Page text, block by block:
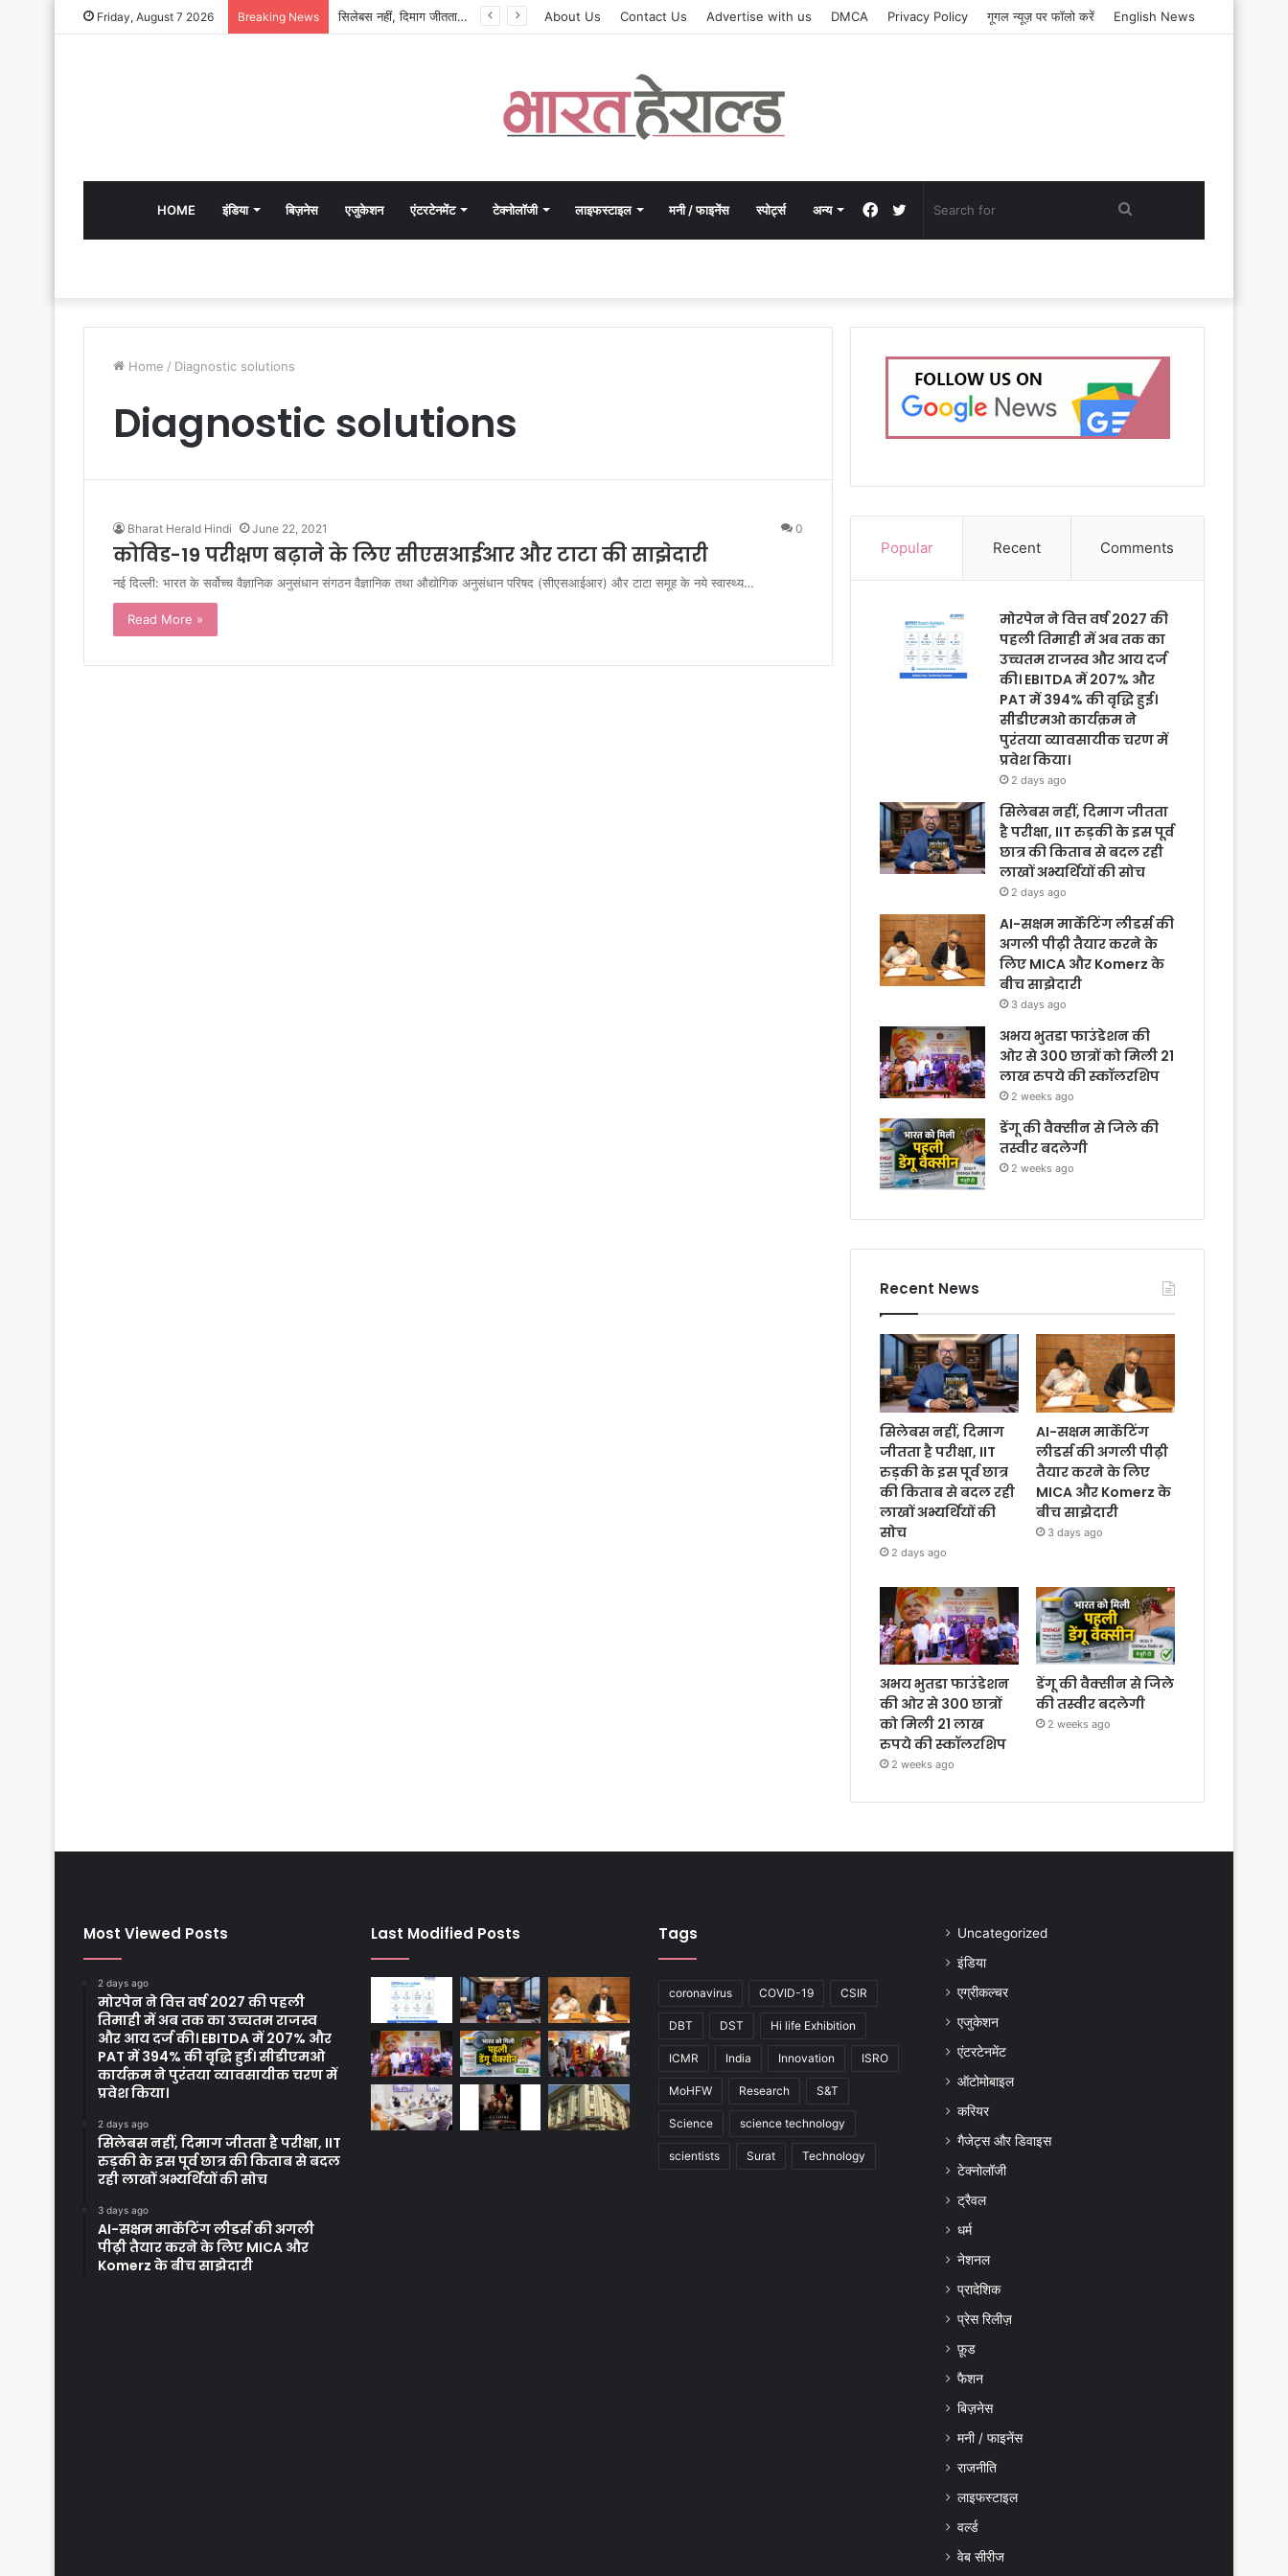
Friday, August 7 2026 Breaking News सिलेबस नहीं, दिमाग जीतता है परीक्षा, IIT रुड़की के इस पूर्व छात्र की किताब से बदल रही लाखों अभ्यर्थियों की सोच About Us Contact Us Advertise with us DMCA Privacy Policy गूगल न्यूज़ पर फॉलो करें English News
HOME इंडिया बिज़नेस एजुकेशन एंटरटेनमेंट टेक्नोलॉजी लाइफस्टाइल मनी / फाइनेंस स्पोर्ट्स अन्य Twitter
Facebook
Home / Diagnostic solutions
Diagnostic solutions
Bharat Herald Hindi June 22, 2021 0
कोविड-19 परीक्षण बढ़ाने के लिए सीएसआईआर और टाटा की साझेदारी
नई दिल्ली: भारत के सर्वोच्च वैज्ञानिक अनुसंधान संगठन वैज्ञानिक तथा औद्योगिक अनुसंधान परिषद (सीएसआईआर) और टाटा समूह के नये स्वास्थ्य…
Read More »
Popular Recent Comments
मोरपेन ने वित्त वर्ष 2027 की
पहली तिमाही में अब तक का
उच्चतम राजस्व और आय दर्ज
की। EBITDA में 207% और
PAT में 394% की वृद्धि हुई।
सीडीएमओ कार्यक्रम ने
पुरंतया व्यावसायीक चरण में
प्रवेश किया।
2 days ago
सिलेबस नहीं, दिमाग जीतता
है परीक्षा, IIT रुड़की के इस पूर्व
छात्र की किताब से बदल रही
लाखों अभ्यर्थियों की सोच
2 days ago
AI-सक्षम मार्केटिंग लीडर्स की
अगली पीढ़ी तैयार करने के
लिए MICA और Komerz के
बीच साझेदारी
3 days ago
अभय भुतडा फाउंडेशन की
ओर से 300 छात्रों को मिली 21
लाख रुपये की स्कॉलरशिप
2 weeks ago
डेंगू की वैक्सीन से जिले की
तस्वीर बदलेगी
2 weeks ago
Recent News
सिलेबस नहीं, दिमाग
जीतता है परीक्षा, IIT
रुड़की के इस पूर्व छात्र
की किताब से बदल रही
लाखों अभ्यर्थियों की
सोच
2 days ago
AI-सक्षम मार्केटिंग
लीडर्स की अगली पीढ़ी
तैयार करने के लिए
MICA और Komerz के
बीच साझेदारी
3 days ago
अभय भुतडा फाउंडेशन
की ओर से 300 छात्रों
को मिली 21 लाख
रुपये की स्कॉलरशिप
2 weeks ago
डेंगू की वैक्सीन से जिले
की तस्वीर बदलेगी
2 weeks ago
Most Viewed Posts
2 days ago
मोरपेन ने वित्त वर्ष 2027 की पहली
तिमाही में अब तक का उच्चतम राजस्व
और आय दर्ज की। EBITDA में 207% और
PAT में 394% की वृद्धि हुई। सीडीएमओ
कार्यक्रम ने पुरंतया व्यावसायीक चरण में
प्रवेश किया।
2 days ago
सिलेबस नहीं, दिमाग जीतता है परीक्षा, IIT
रुड़की के इस पूर्व छात्र की किताब से बदल
रही लाखों अभ्यर्थियों की सोच
3 days ago
AI-सक्षम मार्केटिंग लीडर्स की अगली
पीढ़ी तैयार करने के लिए MICA और
Komerz के बीच साझेदारी
Last Modified Posts Tags
coronavirus COVID-19 CSIR
DBT DST Hi life Exhibition
ICMR India Innovation ISRO
MoHFW Research S&T
Science science technology
scientists Surat Technology
Uncategorized
इंडिया
एग्रीकल्चर
एजुकेशन
एंटरटेनमेंट
ऑटोमोबाइल
करियर
गैजेट्स और डिवाइस
टेक्नोलॉजी
ट्रैवल
धर्म
नेशनल
प्रादेशिक
प्रेस रिलीज़
फ़ूड
फैशन
बिज़नेस
मनी / फाइनेंस
राजनीति
लाइफस्टाइल
वर्ल्ड
वेब सीरीज